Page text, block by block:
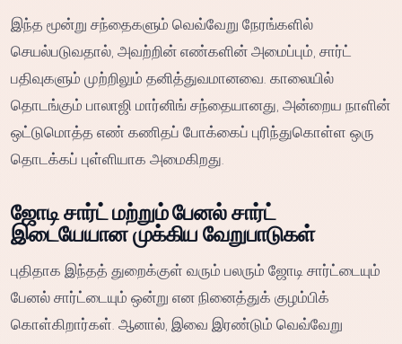
இந்த மூன்று சந்தைகளும் வெவ்வேறு நேரங்களில்
செயல்படுவதால், அவற்றின் எண்களின் அமைப்பும், சார்ட்
பதிவுகளும் முற்றிலும் தனித்துவமானவை. காலையில்
தொடங்கும் பாலாஜி மார்னிங் சந்தையானது, அன்றைய நாளின்
ஒட்டுமொத்த எண் கணிதப் போக்கைப் புரிந்துகொள்ள ஒரு
தொடக்கப் புள்ளியாக அமைகிறது.
ஜோடி சார்ட் மற்றும் பேனல் சார்ட்
இடையேயான முக்கிய வேறுபாடுகள்
புதிதாக இந்தத் துறைக்குள் வரும் பலரும் ஜோடி சார்ட்டையும்
பேனல் சார்ட்டையும் ஒன்று என நினைத்துக் குழம்பிக்
கொள்கிறார்கள். ஆனால், இவை இரண்டும் வெவ்வேறு